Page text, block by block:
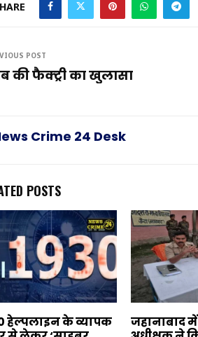
POST
की फैक्ट्री का खुलासा
Crime 24 Desk
POSTS
हेल्पलाइन के व्यापक
जहानाबाद